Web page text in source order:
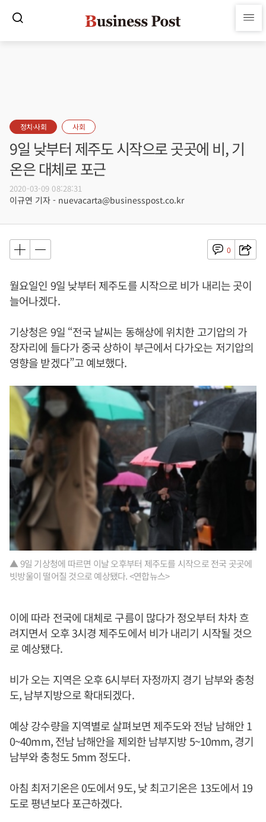
정치·사회 사회
9일 낮부터 제주도 시작으로 곳곳에 비, 기
온은 대체로 포근
2020-03-09 08:28:31
이규연 기자 - nuevacarta@businesspost.co.kr
0
월요일인 9일 낮부터 제주도를 시작으로 비가 내리는 곳이
늘어나겠다.
기상청은 9일 “전국 날씨는 동해상에 위치한 고기압의 가
장자리에 들다가 중국 상하이 부근에서 다가오는 저기압의
영향을 받겠다”고 예보했다.
▲ 9일 기상청에 따르면 이날 오후부터 제주도를 시작으로 전국 곳곳에
빗방울이 떨어질 것으로 예상됐다. <연합뉴스>
이에 따라 전국에 대체로 구름이 많다가 정오부터 차차 흐
려지면서 오후 3시경 제주도에서 비가 내리기 시작될 것으
로 예상됐다.
비가 오는 지역은 오후 6시부터 자정까지 경기 남부와 충청
도, 남부지방으로 확대되겠다.
예상 강수량을 지역별로 살펴보면 제주도와 전남 남해안 1
0~40mm, 전남 남해안을 제외한 남부지방 5~10mm, 경기
남부와 충청도 5mm 정도다.
아침 최저기온은 0도에서 9도, 낮 최고기온은 13도에서 19
도로 평년보다 포근하겠다.